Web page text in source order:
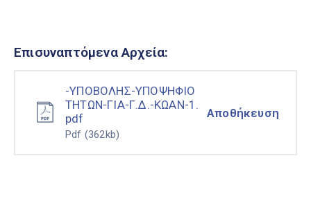
Επισυναπτόμενα Αρχεία:
-ΥΠΟΒΟΛΗΣ-ΥΠΟΨΗΦΙΟ
ΤΗΤΩΝ-ΓΙΑ-Γ.Δ.-ΚΩΑΝ-1.
pdf
Pdf (362kb)
Αποθήκευση